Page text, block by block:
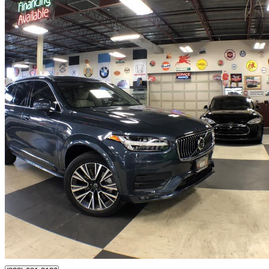
2022 Volvo XC90
T6 Momentum 7-Passenger AWD 68 878 km
596 $/mois env.
Toronto, ON